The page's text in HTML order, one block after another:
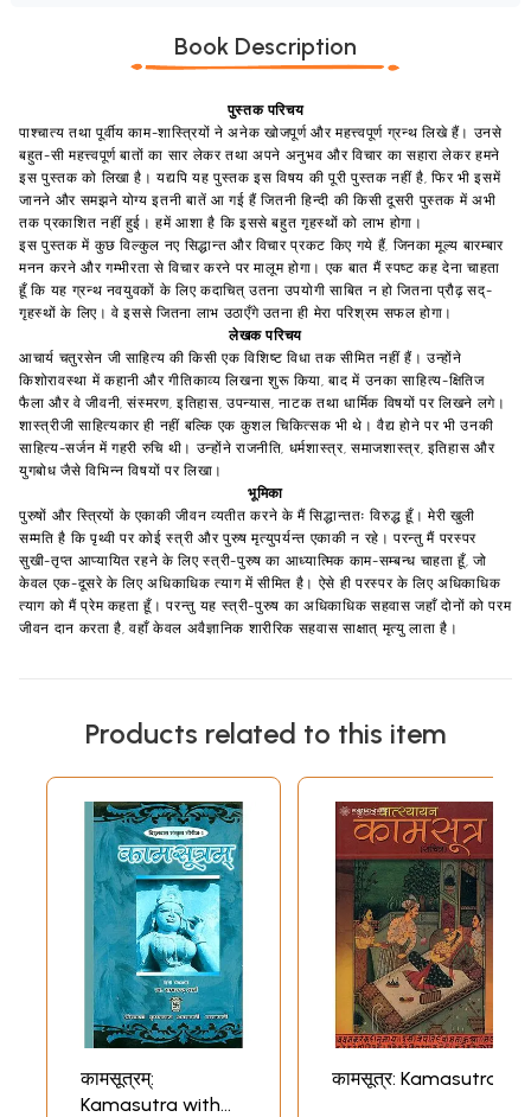
Book Description
पुस्तक परिचय
पाश्चात्य तथा पूर्वीय काम-शास्त्रियों ने अनेक खोजपूर्ण और महत्त्वपूर्ण ग्रन्थ लिखे हैं। उनसे
बहुत-सी महत्त्वपूर्ण बातों का सार लेकर तथा अपने अनुभव और विचार का सहारा लेकर हमने
इस पुस्तक को लिखा है। यद्यपि यह पुस्तक इस विषय की पूरी पुस्तक नहीं है, फिर भी इसमें
जानने और समझने योग्य इतनी बातें आ गई हैं जितनी हिन्दी की किसी दूसरी पुस्तक में अभी
तक प्रकाशित नहीं हुई। हमें आशा है कि इससे बहुत गृहस्थों को लाभ होगा।
इस पुस्तक में कुछ विल्कुल नए सिद्धान्त और विचार प्रकट किए गये हैं, जिनका मूल्य बारम्बार
मनन करने और गम्भीरता से विचार करने पर मालूम होगा। एक बात मैं स्पष्ट कह देना चाहता
हूँ कि यह ग्रन्थ नवयुवकों के लिए कदाचित् उतना उपयोगी साबित न हो जितना प्रौढ़ सद्-
गृहस्थों के लिए। वे इससे जितना लाभ उठाएँगे उतना ही मेरा परिश्रम सफल होगा।
लेखक परिचय
आचार्य चतुरसेन जी साहित्य की किसी एक विशिष्ट विधा तक सीमित नहीं हैं। उन्होंने
किशोरावस्था में कहानी और गीतिकाव्य लिखना शुरू किया, बाद में उनका साहित्य-क्षितिज
फैला और वे जीवनी, संस्मरण, इतिहास, उपन्यास, नाटक तथा धार्मिक विषयों पर लिखने लगे।
शास्त्रीजी साहित्यकार ही नहीं बल्कि एक कुशल चिकित्सक भी थे। वैद्य होने पर भी उनकी
साहित्य-सर्जन में गहरी रुचि थी। उन्होंने राजनीति, धर्मशास्त्र, समाजशास्त्र, इतिहास और
युगबोध जैसे विभिन्न विषयों पर लिखा।
भूमिका
पुरुषों और स्त्रियों के एकाकी जीवन व्यतीत करने के मैं सिद्धान्ततः विरुद्ध हूँ। मेरी खुली
सम्मति है कि पृथ्वी पर कोई स्त्री और पुरुष मृत्युपर्यन्त एकाकी न रहे। परन्तु मैं परस्पर
सुखी-तृप्त आप्यायित रहने के लिए स्त्री-पुरुष का आध्यात्मिक काम-सम्बन्ध चाहता हूँ, जो
केवल एक-दूसरे के लिए अधिकाधिक त्याग में सीमित है। ऐसे ही परस्पर के लिए अधिकाधिक
त्याग को मैं प्रेम कहता हूँ। परन्तु यह स्त्री-पुरुष का अधिकाधिक सहवास जहाँ दोनों को परम
जीवन दान करता है, वहाँ केवल अवैज्ञानिक शारीरिक सहवास साक्षात् मृत्यु लाता है।
Products related to this item
कामसूत्रम्:
Kamasutra with
कामसूत्र: Kamasutra